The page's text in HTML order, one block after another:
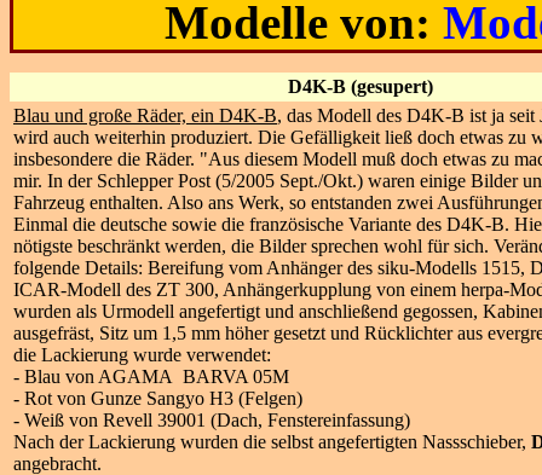
Modelle von:
D4K-B (gesupert)
Blau und große Räder, ein D4K-B, das Modell des D4K-B ist ja seit
wird auch weiterhin produziert. Die Gefälligkeit ließ doch etwas zu
insbesondere die Räder. "Aus diesem Modell muß doch etwas zu
mir. In der Schlepper Post (5/2005 Sept./Okt.) waren einige Bilder
Fahrzeug enthalten. Also ans Werk, so entstanden zwei
Einmal die deutsche sowie die französische Variante des D4K-B.
nötigste beschränkt werden, die Bilder sprechen wohl für sich.
folgende Details: Bereifung vom Anhänger des siku-Modells 1515,
ICAR-Modell des ZT 300, Anhängerkupplung von einem herpa-
wurden als Urmodell angefertigt und anschließend gegossen,
ausgefräst, Sitz um 1,5 mm höher gesetzt und Rücklichter aus
die Lackierung wurde verwendet:
- Blau von AGAMA BARVA 05M
- Rot von Gunze Sangyo H3 (Felgen)
- Weiß von Revell 39001 (Dach, Fenstereinfassung)
Nach der Lackierung wurden die selbst angefertigten Nassschieber,
angebracht.